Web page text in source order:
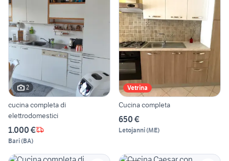
2
cucina completa di
elettrodomestici
1.000 €
Bari(BA)
Vetrina
Cucina completa
650 €
Letojanni(ME)